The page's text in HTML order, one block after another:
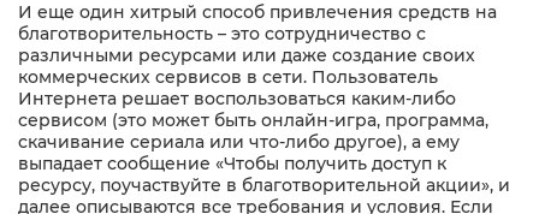
И еще один хитрый способ привлечения средств на
благотворительность – это сотрудничество с
различными ресурсами или даже создание своих
коммерческих сервисов в сети. Пользователь
Интернета решает воспользоваться каким-либо
сервисом (это может быть онлайн-игра, программа,
скачивание сериала или что-либо другое), а ему
выпадает сообщение «Чтобы получить доступ к
ресурсу, поучаствуйте в благотворительной акции», и
далее описываются все требования и условия. Если